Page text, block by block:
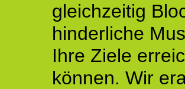
gleichzeitig
hinderliche
Ihre Ziele
können. Wir